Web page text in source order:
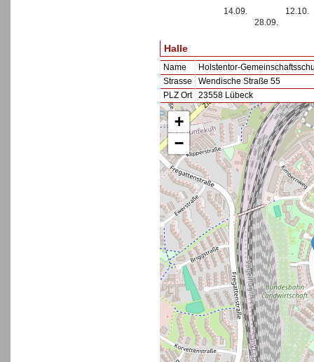
14.09.
28.09.
12.10.
Halle
Name
Holstentor-
Strasse
Wendische Straße 55
PLZ Ort
23558 Lübeck
+
−